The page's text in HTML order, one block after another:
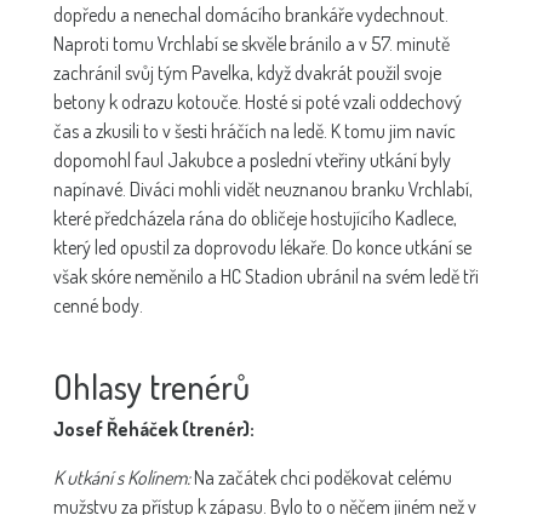
dopředu a nenechal domácího brankáře vydechnout.
Naproti tomu Vrchlabí se skvěle bránilo a v 57. minutě
zachránil svůj tým Pavelka, když dvakrát použil svoje
betony k odrazu kotouče. Hosté si poté vzali oddechový
čas a zkusili to v šesti hráčích na ledě. K tomu jim navíc
dopomohl faul Jakubce a poslední vteřiny utkání byly
napínavé. Diváci mohli vidět neuznanou branku Vrchlabí,
které předcházela rána do obličeje hostujícího Kadlece,
který led opustil za doprovodu lékaře. Do konce utkání se
však skóre neměnilo a HC Stadion ubránil na svém ledě tři
cenné body.
Ohlasy trenérů
Josef Řeháček (trenér):
K utkání s Kolínem:Na začátek chci poděkovat celému
mužstvu za přístup k zápasu. Bylo to o něčem jiném než v